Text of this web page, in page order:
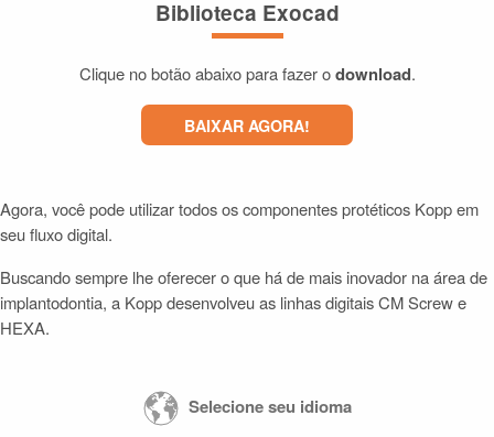
Biblioteca Exocad
Clique no botão abaixo para fazer odownload.
BAIXAR AGORA!
Agora, você pode utilizar todos os componentes protéticos Kopp em
seu fluxo digital.
Buscando sempre lhe oferecer o que há de mais inovador na área de
implantodontia, a Kopp desenvolveu as linhas digitais CM Screw e
HEXA.
Selecione seu idioma